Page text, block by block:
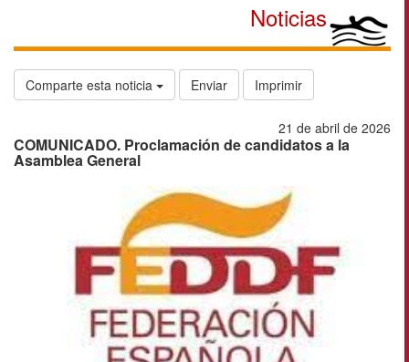
Noticias
Comparte esta noticia Enviar Imprimir
21 de abril de 2026
COMUNICADO. Proclamación de candidatos a la
Asamblea General